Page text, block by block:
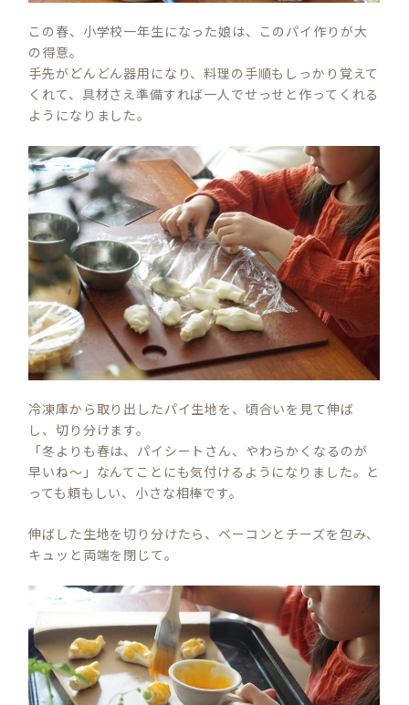
この春、小学校一年生になった娘は、このパイ作りが大
の得意。
手先がどんどん器用になり、料理の手順もしっかり覚えて
くれて、具材さえ準備すれば一人でせっせと作ってくれる
ようになりました。
冷凍庫から取り出したパイ生地を、頃合いを見て伸ば
し、切り分けます。
「冬よりも春は、パイシートさん、やわらかくなるのが
早いね～」なんてことにも気付けるようになりました。と
っても頼もしい、小さな相棒です。
伸ばした生地を切り分けたら、ベーコンとチーズを包み、
キュッと両端を閉じて。